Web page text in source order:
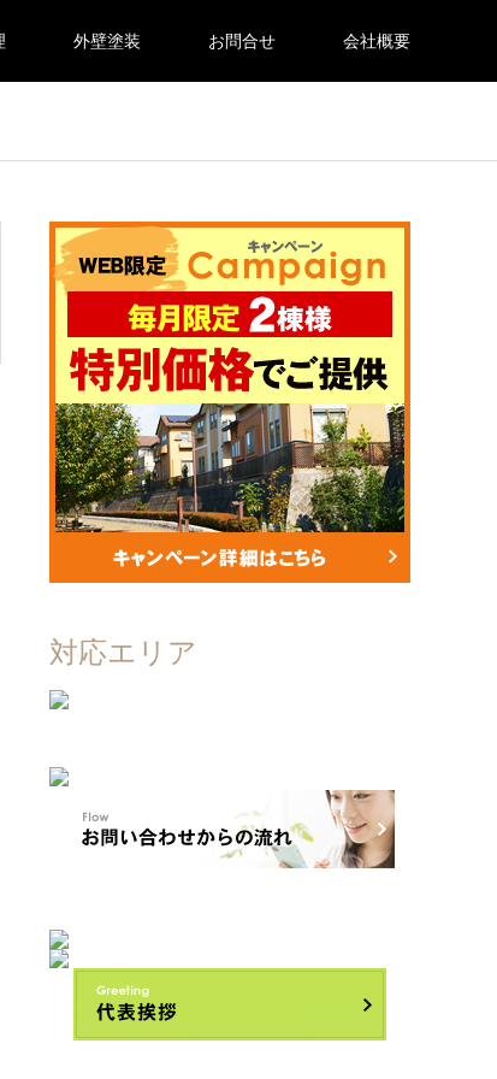
外壁塗装 お問合せ 会社概要
対応エリア